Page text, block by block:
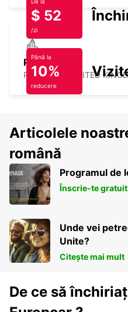
PRESTON
PRESTON - UNITED
WOLVERHAMPTON
WOLVERHAMPTON -
$ 52
/zi
Până la
10%
reducere
Articolele
română
Programul de
Înscrie-te gratuit
Unde vei
Unite?
Citește mai mult
De ce să